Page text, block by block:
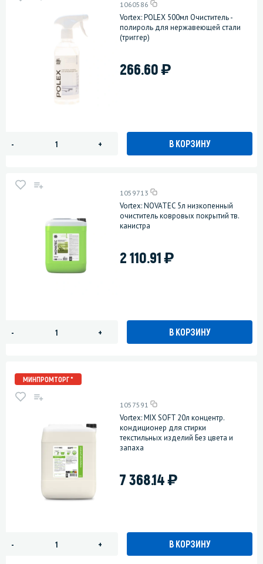
1060586
Vortex: POLEX 500мл Очиститель -
полироль для нержавеющей стали
(триггер)
266.60)
- + В КОРЗИНУ
1059713
Vortex: NOVATEC 5л низкопенный
очиститель ковровых покрытий тв.
канистра
2 110.91)
- + В КОРЗИНУ
МИНПРОМТОРГ *
1057591
Vortex: MIX SOFT 20л концентр.
кондиционер для стирки
текстильных изделий Без цвета и
запаха
7 368.14)
- + В КОРЗИНУ